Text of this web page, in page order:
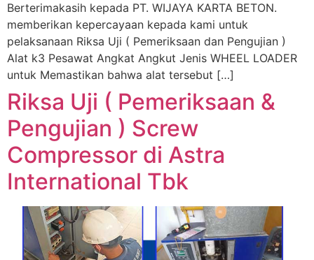
Berterimakasih kepada PT. WIJAYA KARTA BETON.
memberikan kepercayaan kepada kami untuk
pelaksanaan Riksa Uji ( Pemeriksaan dan Pengujian )
Alat k3 Pesawat Angkat Angkut Jenis WHEEL LOADER
untuk Memastikan bahwa alat tersebut […]
Riksa Uji ( Pemeriksaan &
Pengujian ) Screw
Compressor di Astra
International Tbk